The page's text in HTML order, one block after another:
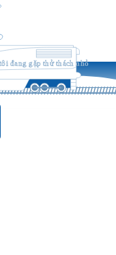
đang gặp thử thách nhỏ